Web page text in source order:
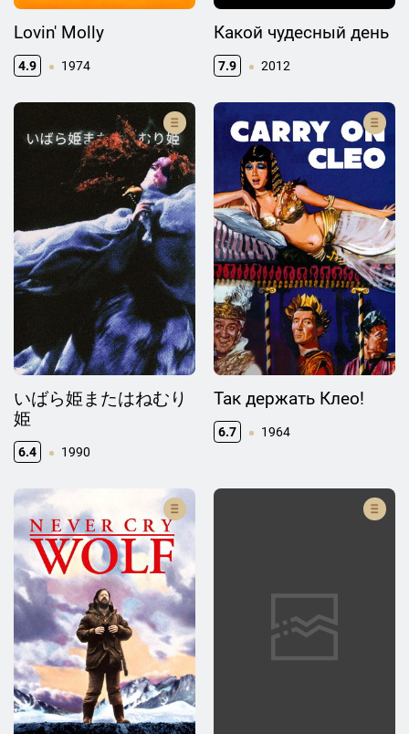
Lovin' Molly
4.9 1974
Какой чудесный день
7.9 2012
いばら姫またはねむり
姫
6.4 1990
Так держать Клео!
6.7 1964